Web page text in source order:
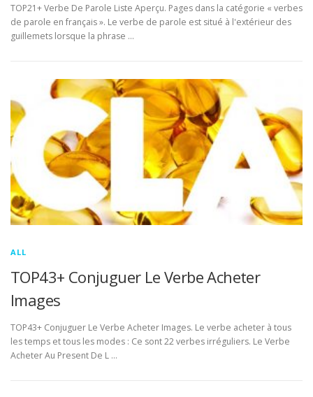
TOP21+ Verbe De Parole Liste Aperçu. Pages dans la catégorie « verbes
de parole en français ». Le verbe de parole est situé à l'extérieur des
guillemets lorsque la phrase …
ALL
TOP43+ Conjuguer Le Verbe Acheter
Images
TOP43+ Conjuguer Le Verbe Acheter Images. Le verbe acheter à tous
les temps et tous les modes : Ce sont 22 verbes irréguliers. Le Verbe
Acheter Au Present De L …